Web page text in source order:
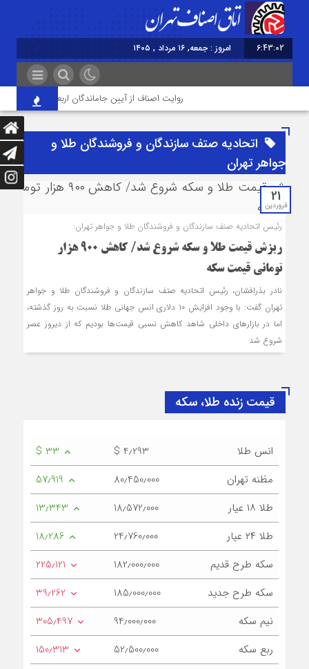
6:43:02 امروز : جمعه, ۱۶ مرداد , ۱۴۰۵
روایت اصناف از آیین جاماندگان اربعین در تهران؛
اتحادیه صتف سازندگان و فروشندگان طلا و
جواهر تهران
21
فروردین
رئیس اتحادیه صنف سازندگان و فروشندگان طلا و جواهر تهران:
ریزش قیمت طلا و سکه شروع شد/ کاهش ۹۰۰ هزار
تومانی قیمت سکه
نادر بذرافشان، رئیس اتحادیه صتف سازندگان و فروشندگان طلا و جواهر
تهران گفت: با وجود افزایش ۱۰ دلاری انس جهانی طلا نسبت به روز گذشته،
اما در بازارهای داخلی شاهد کاهش نسبی قیمت‌ها بودیم که از دیروز عصر
شروع شد
قیمت زنده طلا، سکه
انس طلا $ 4٫293
$ 33
مظنه تهران
80٫450٫000
57٫919
طلا ۱۸ عیار
18٫572٫000
13٫343
طلا ۲۴ عیار
24٫760٫000
18٫286
سکه طرح قدیم
182٫000٫000
225٫121
سکه طرح جدید
185٫000٫000
39٫262
نیم سکه
94٫000٫000
305٫497
ربع سکه
52٫500٫000
150٫313